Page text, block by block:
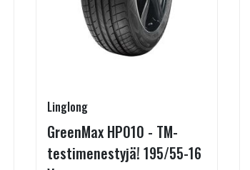
Linglong
GreenMax HP010 - TM-
testimenestyjä! 195/55-16